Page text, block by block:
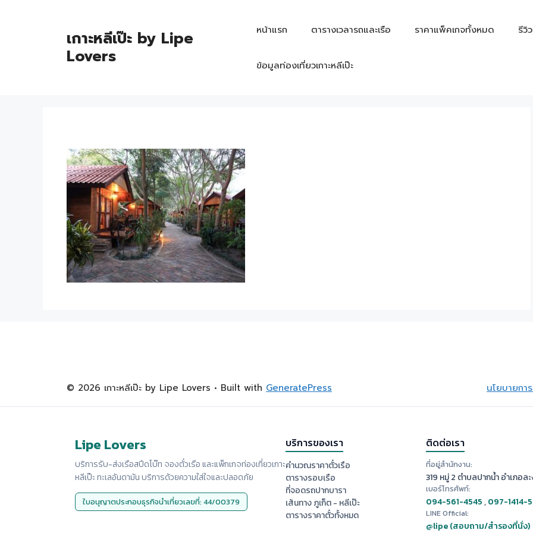
เกาะหลีเป๊ะ by Lipe
Lovers
หน้าแรก ตารางเวลารถและเรือ ราคาแพ็คเกจทั้งหมด รีวิ
ข้อมูลท่องเที่ยวเกาะหลีเป๊ะ
นโยบายกา
© 2026 เกาะหลีเป๊ะ by Lipe Lovers • Built with GeneratePress
Lipe Lovers
บริการรับ-ส่งเรือสปีดโบ๊ท จองตั๋วเรือ และแพ็กเกจท่องเที่ยวเกาะ
หลีเป๊ะ ทะเลอันดามัน บริการด้วยความใส่ใจและปลอดภัย
ใบอนุญาตประกอบธุรกิจนำเที่ยวเลขที่: 44/00379
บริการของเรา
คำนวณราคาตั๋วเรือ
ตารางรอบเรือ
ที่จอดรถปากบารา
เส้นทาง ภูเก็ต - หลีเป๊ะ
ตารางราคาตั๋วทั้งหมด
ติดต่อเรา
ที่อยู่สำนักงาน:
319 หมู่ 2 ตำบลปากน้ำ อำเภอล
เบอร์โทรศัพท์:
094-561-4545,097-1414-
LINE Official:
@lipe (สอบถาม/สำรองที่นั่ง)